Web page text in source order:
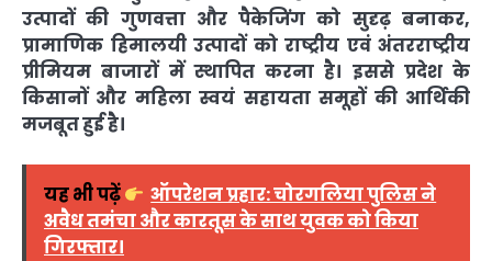
उत्पादों की गुणवत्ता और पैकेजिंग को सुदृढ़ बनाकर,
प्रामाणिक हिमालयी उत्पादों को राष्ट्रीय एवं अंतरराष्ट्रीय
प्रीमियम बाजारों में स्थापित करना है। इससे प्रदेश के
किसानों और महिला स्वयं सहायता समूहों की आर्थिकी
मजबूत हुई है।
यह भी पढ़ें
ऑपरेशन प्रहार: चोरगलिया पुलिस ने
अवैध तमंचा और कारतूस के साथ युवक को किया
गिरफ्तार।